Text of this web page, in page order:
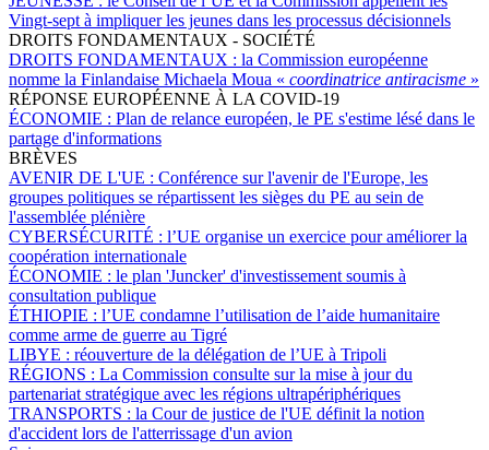
Vingt-sept à impliquer les jeunes dans les processus décisionnels
DROITS FONDAMENTAUX - SOCIÉTÉ
DROITS FONDAMENTAUX : la Commission européenne
nomme la Finlandaise Michaela Moua « coordinatrice antiracisme »
RÉPONSE EUROPÉENNE À LA COVID-19
ÉCONOMIE : Plan de relance européen, le PE s'estime lésé dans le
partage d'informations
BRÈVES
AVENIR DE L'UE : Conférence sur l'avenir de l'Europe, les
groupes politiques se répartissent les sièges du PE au sein de
l'assemblée plénière
CYBERSÉCURITÉ : l’UE organise un exercice pour améliorer la
coopération internationale
ÉCONOMIE : le plan 'Juncker' d'investissement soumis à
consultation publique
ÉTHIOPIE : l’UE condamne l’utilisation de l’aide humanitaire
comme arme de guerre au Tigré
LIBYE : réouverture de la délégation de l’UE à Tripoli
RÉGIONS : La Commission consulte sur la mise à jour du
partenariat stratégique avec les régions ultrapériphériques
TRANSPORTS : la Cour de justice de l'UE définit la notion
d'accident lors de l'atterrissage d'un avion